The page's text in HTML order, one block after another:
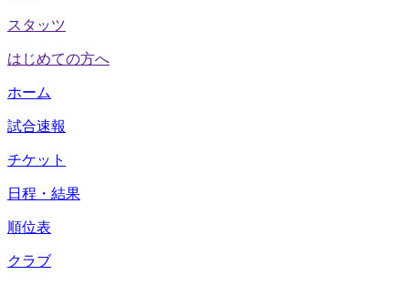
スタッツ
はじめての方へ
ホーム
試合速報
チケット
日程・結果
順位表
クラブ